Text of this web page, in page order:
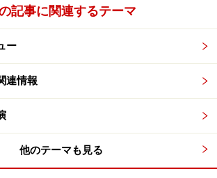
記事に関連するテーマ
ー
連情報
他のテーマも見る